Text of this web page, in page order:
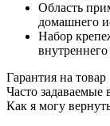
Область
домашнего
Набор
Гарантия на товар
Часто
Как я могу